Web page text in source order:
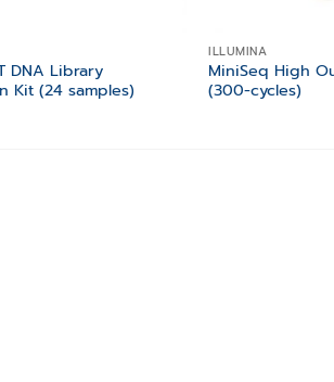
DNA Library
Kit (24 samples)
ILLUMINA
MiniSeq High
(300-cycles)